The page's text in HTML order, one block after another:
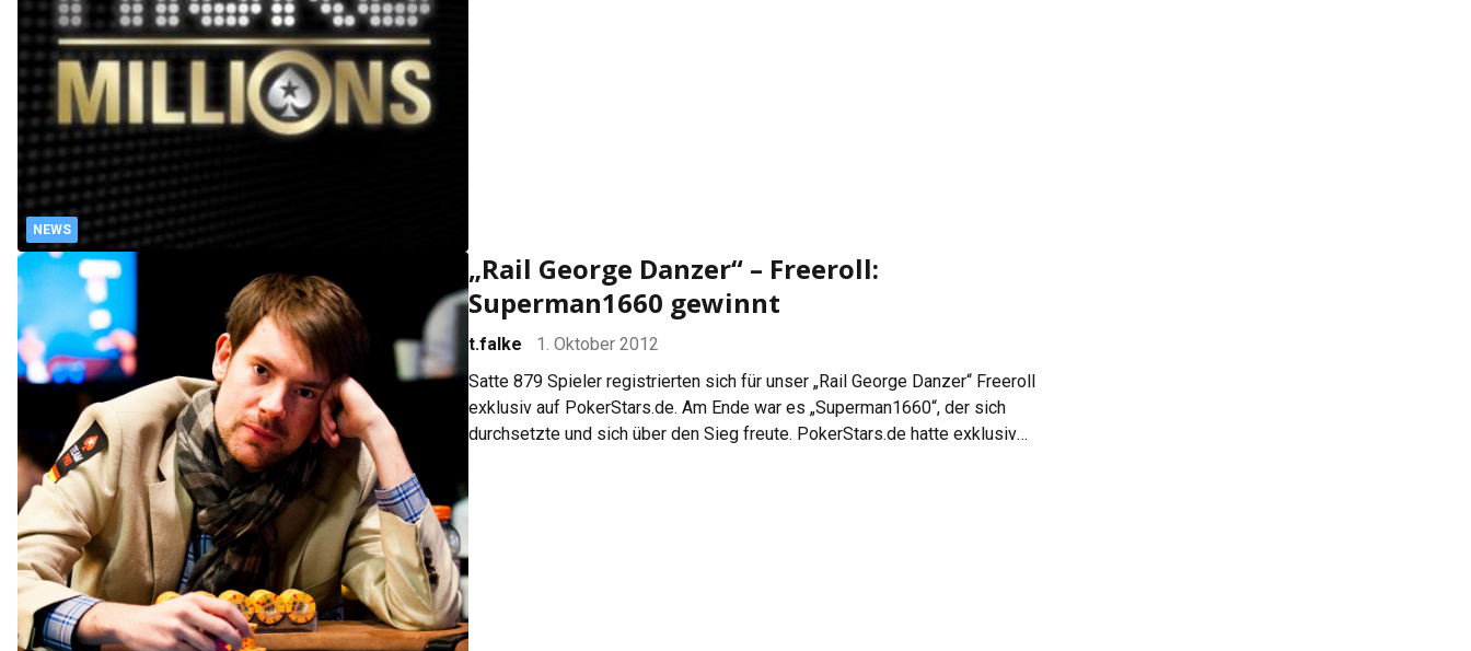
NEWS
„Rail George Danzer“ – Freeroll:
Superman1660 gewinnt
t.falke
1. Oktober 2012
Satte 879 Spieler registrierten sich für unser „Rail George Danzer“ Freeroll
exklusiv auf PokerStars.de. Am Ende war es „Superman1660“, der sich
durchsetzte und sich über den Sieg freute. PokerStars.de hatte exklusiv